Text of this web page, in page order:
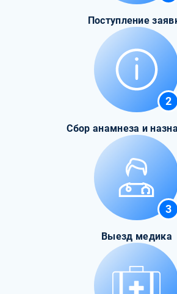
Поступление
2
Сбор анамнеза и
3
Выезд медика